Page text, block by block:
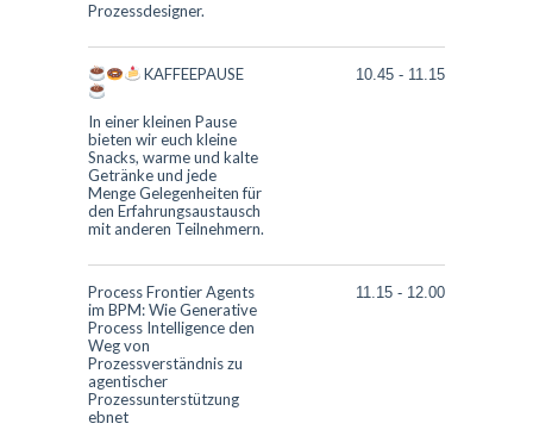
Prozessdesigner.
KAFFEEPAUSE
In einer kleinen Pause
bieten wir euch kleine
Snacks, warme und kalte
Getränke und jede
Menge Gelegenheiten für
den Erfahrungsaustausch
mit anderen Teilnehmern.
10.45 - 11.15
Process Frontier Agents
im BPM: Wie Generative
Process Intelligence den
Weg von
Prozessverständnis zu
agentischer
Prozessunterstützung
ebnet
11.15 - 12.00